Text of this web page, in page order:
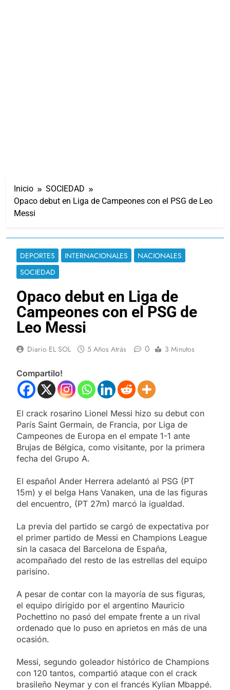
Inicio
SOCIEDAD
Opaco debut en Liga de Campeones con el PSG de Leo
Messi
DEPORTES INTERNACIONALES
NACIONALES
SOCIEDAD
Opaco debut en Liga de
Campeones con el PSG de
Leo Messi
Diario EL SOL 5 Años Atrás 0 3 Minutos
Compartilo!
El crack rosarino Lionel Messi hizo su debut con
París Saint Germain, de Francia, por Liga de
Campeones de Europa en el empate 1-1 ante
Brujas de Bélgica, como visitante, por la primera
fecha del Grupo A.
El español Ander Herrera adelantó al PSG (PT
15m) y el belga Hans Vanaken, una de las figuras
del encuentro, (PT 27m) marcó la igualdad.
La previa del partido se cargó de expectativa por
el primer partido de Messi en Champions League
sin la casaca del Barcelona de España,
acompañado del resto de las estrellas del equipo
parisino.
A pesar de contar con la mayoría de sus figuras,
el equipo dirigido por el argentino Mauricio
Pochettino no pasó del empate frente a un rival
ordenado que lo puso en aprietos en más de una
ocasión.
Messi, segundo goleador histórico de Champions
con 120 tantos, compartió ataque con el crack
brasileño Neymar y con el francés Kylian Mbappé.